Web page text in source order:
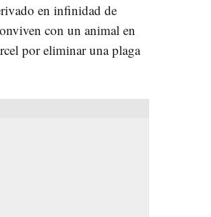
en infinidad de
con un animal en
por eliminar una plaga